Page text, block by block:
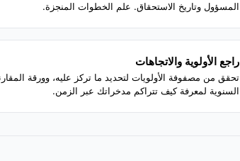
المسؤول وتاريخ الاستحقاق. علم الخطوات المنجزة.
راجع الأولوية والاتجاهات
تحقق من مصفوفة الأولويات لتحديد ما تركز عليه، وورقة
السنوية لمعرفة كيف تتراكم مدخراتك عبر الزمن.